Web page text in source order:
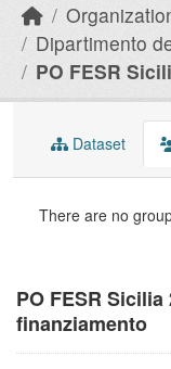
Dipartimento
PO FESR
PO FESR
finanziamento
Dataset
There are no